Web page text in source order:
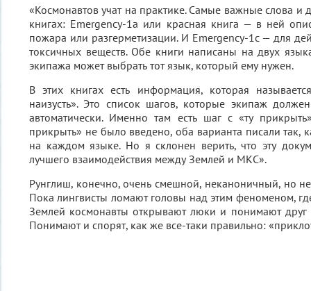
«Космонавтов учат на практике. Самые важные слова и
книгах: Emergency-1a или красная книга — в ней
пожара или разгерметизации. И Emergency-1c — для
токсичных веществ. Обе книги написаны на двух
экипажа может выбрать тот язык, который ему нужен.
В этих книгах есть информация, которая
наизусть». Это список шагов, которые экипаж
автоматически. Именно там есть шаг с «ту
прикрыть» не было введено, оба варианта писали так,
на каждом языке. Но я склонен верить, что эту
лучшего взаимодействия между Землей и МКС».
Рунглиш, конечно, очень смешной, неканоничный, но
Пока лингвисты ломают головы над этим феноменом,
Землей космонавты открывают люки и понимают друг
Понимают и спорят, как же все-таки правильно: